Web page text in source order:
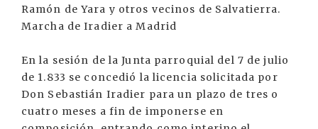
Ramón de Yara y otros vecinos de Salvatierra.
Marcha de Iradier a Madrid
En la sesión de la Junta parroquial del 7 de julio
de 1.833 se concedió la licencia solicitada por
Don Sebastián Iradier para un plazo de tres o
cuatro meses a fin de imponerse en